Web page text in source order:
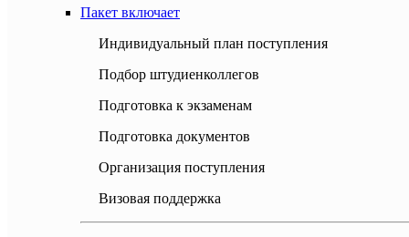
Пакет включает
Индивидуальный план поступления
Подбор штудиенколлегов
Подготовка к экзаменам
Подготовка документов
Организация поступления
Визовая поддержка